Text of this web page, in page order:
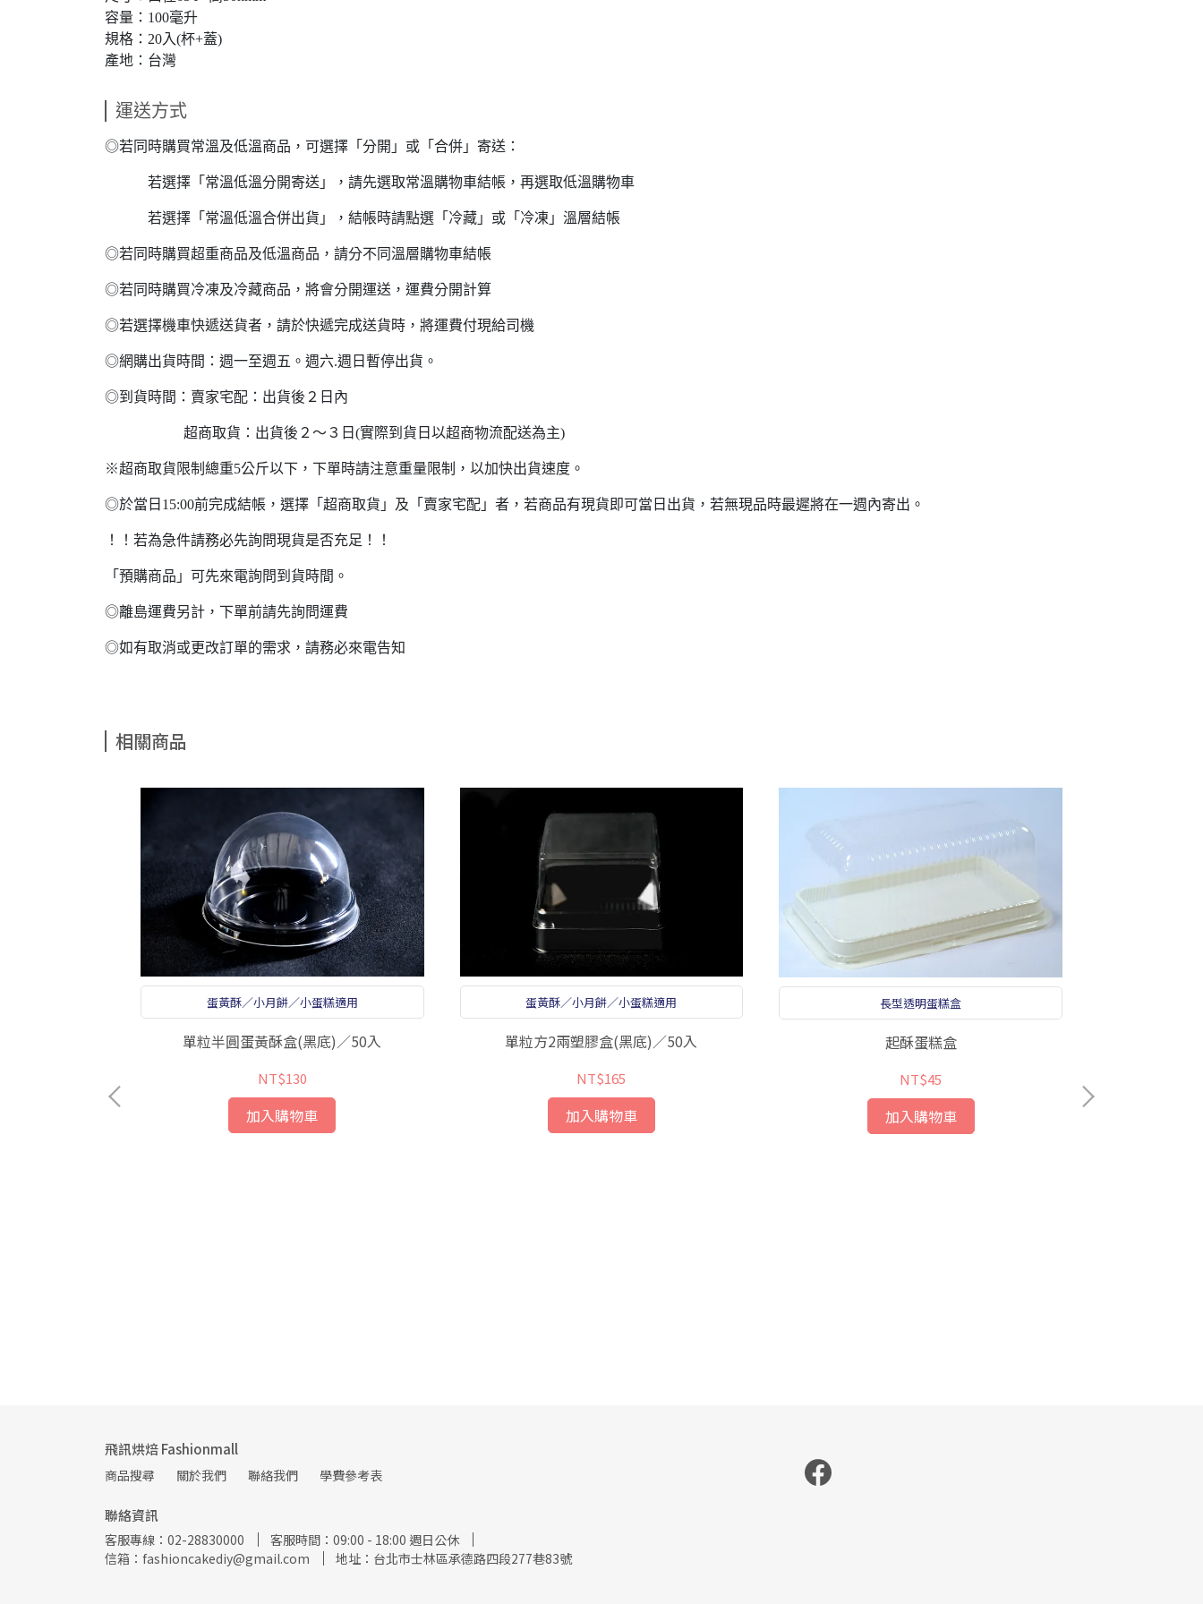
容量：100毫升
規格：20入(杯+蓋)
產地：台灣
運送方式
◎若同時購買常溫及低溫商品，可選擇「分開」或「合併」寄送：
若選擇「常溫低溫分開寄送」，請先選取常溫購物車結帳，再選取低溫購物車
若選擇「常溫低溫合併出貨」，結帳時請點選「冷藏」或「冷凍」溫層結帳
◎若同時購買超重商品及低溫商品，請分不同溫層購物車結帳
◎若同時購買冷凍及冷藏商品，將會分開運送，運費分開計算
◎若選擇機車快遞送貨者，請於快遞完成送貨時，將運費付現給司機
◎網購出貨時間：週一至週五。週六.週日暫停出貨。
◎到貨時間：賣家宅配：出貨後２日內
超商取貨：出貨後２～３日(實際到貨日以超商物流配送為主)
※超商取貨限制總重5公斤以下，下單時請注意重量限制，以加快出貨速度。
◎於當日15:00前完成結帳，選擇「超商取貨」及「賣家宅配」者，若商品有現貨即可當日出貨，若無現品時最遲將在一週內寄出。
！！若為急件請務必先詢問現貨是否充足！！
「預購商品」可先來電詢問到貨時間。
◎離島運費另計，下單前請先詢問運費
◎如有取消或更改訂單的需求，請務必來電告知
相關商品
蛋黃酥／小月餅／小蛋糕適用
單粒半圓蛋黃酥盒(黑底)／50入
NT$130
加入購物車
蛋黃酥／小月餅／小蛋糕適用
單粒方2兩塑膠盒(黑底)／50入
NT$165
加入購物車
長型透明蛋糕盒
起酥蛋糕盒
NT$45
加入購物車
飛訊烘焙 Fashionmall
商品搜尋 關於我們 聯絡我們 學費參考表
聯絡資訊
客服專線：02-28830000
客服時間：09:00 - 18:00 週日公休
信箱：fashioncakediy@gmail.com
地址：台北市士林區承德路四段277巷83號